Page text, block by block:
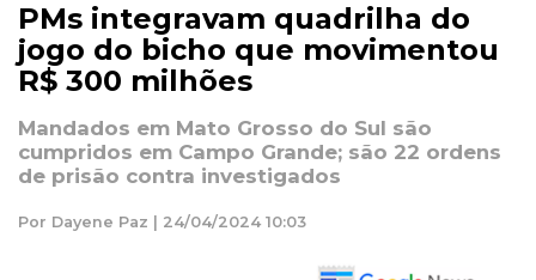
PMs integravam quadrilha do
jogo do bicho que movimentou
R$ 300 milhões
Mandados em Mato Grosso do Sul são
cumpridos em Campo Grande; são 22 ordens
de prisão contra investigados
Por Dayene Paz | 24/04/2024 10:03